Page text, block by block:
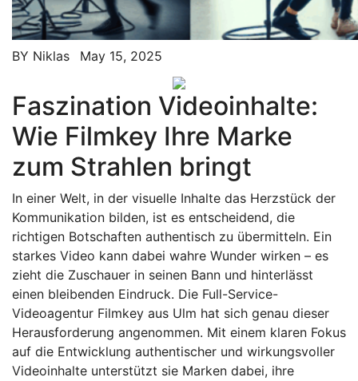
BY Niklas May 15, 2025
Faszination Videoinhalte:
Wie Filmkey Ihre Marke
zum Strahlen bringt
In einer Welt, in der visuelle Inhalte das Herzstück der
Kommunikation bilden, ist es entscheidend, die
richtigen Botschaften authentisch zu übermitteln. Ein
starkes Video kann dabei wahre Wunder wirken – es
zieht die Zuschauer in seinen Bann und hinterlässt
einen bleibenden Eindruck. Die Full-Service-
Videoagentur Filmkey aus Ulm hat sich genau dieser
Herausforderung angenommen. Mit einem klaren Fokus
auf die Entwicklung authentischer und wirkungsvoller
Videoinhalte unterstützt sie Marken dabei, ihre